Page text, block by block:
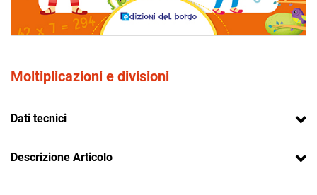
Moltiplicazioni e divisioni
Dati tecnici
Descrizione Articolo